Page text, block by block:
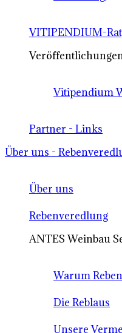
VITIPENDIUM-
Vitipendium
Partner - Links
Über uns -
Über uns
Rebenveredlung
ANTES Weinbau
Warum
Die Reblaus
Unsere